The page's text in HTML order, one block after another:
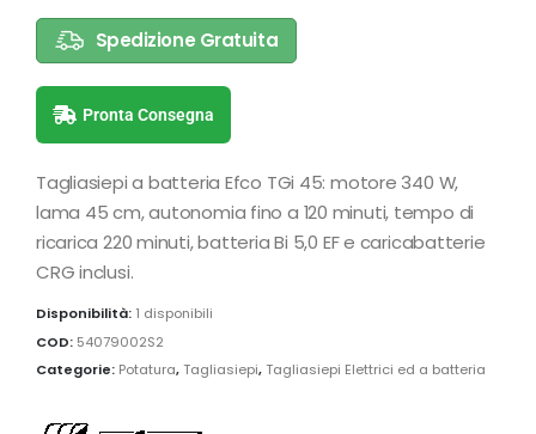
Spedizione Gratuita
Pronta Consegna
Tagliasiepi a batteria Efco TGi 45: motore 340 W,
lama 45 cm, autonomia fino a 120 minuti, tempo di
ricarica 220 minuti, batteria Bi 5,0 EF e caricabatterie
CRG inclusi.
Disponibilità: 1 disponibili
COD: 54079002S2
Categorie: Potatura,Tagliasiepi,Tagliasiepi Elettrici ed a batteria